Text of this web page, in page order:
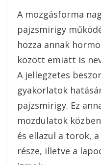
A mozgásforma
pajzsmirigy
hozza annak
között emiatt is
A jellegzetes
gyakorlatok
pajzsmirigy. Ez
mozdulatok
és ellazul a torok,
része, illetve a